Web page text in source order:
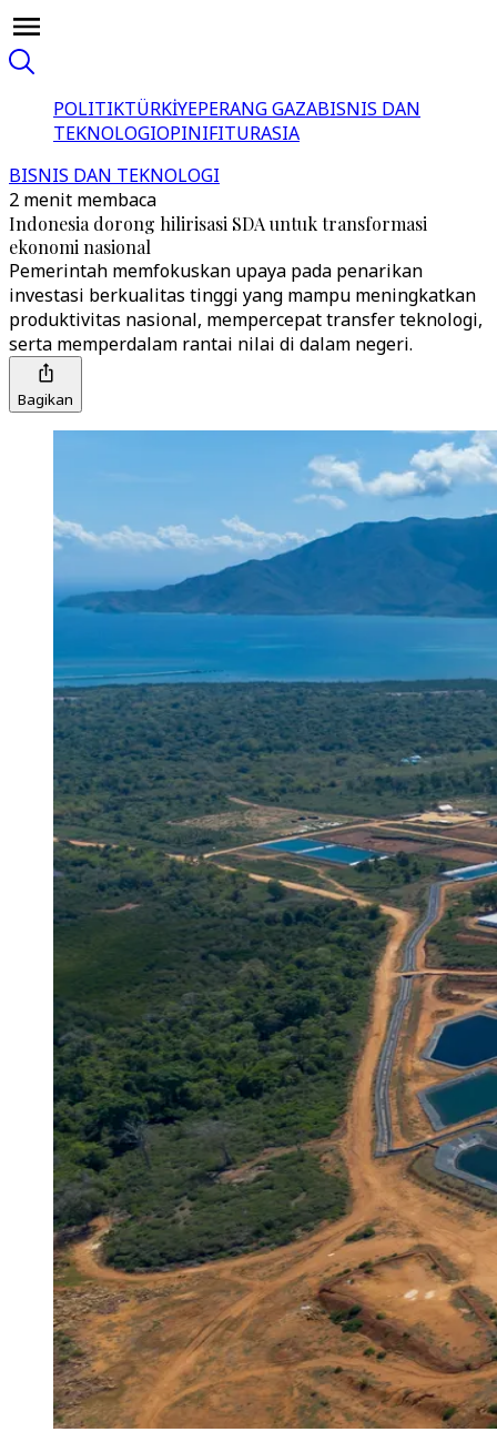
POLITIKTÜRKİYEPERANG GAZABISNIS DAN
TEKNOLOGIOPINIFITURASIA
BISNIS DAN TEKNOLOGI
2 menit membaca
Indonesia dorong hilirisasi SDA untuk transformasi
ekonomi nasional
Pemerintah memfokuskan upaya pada penarikan
investasi berkualitas tinggi yang mampu meningkatkan
produktivitas nasional, mempercepat transfer teknologi,
serta memperdalam rantai nilai di dalam negeri.
Bagikan